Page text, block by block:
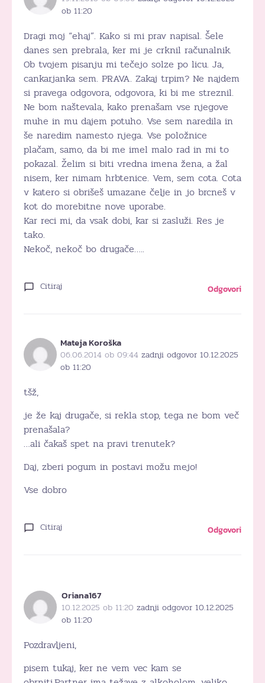
ob 11:20
Dragi moj “ehaj”. Kako si mi prav napisal. Šele
danes sen prebrala, ker mi je crknil računalnik.
Ob tvojem pisanju mi tečejo solze po licu. Ja,
cankarjanka sem. PRAVA. Zakaj trpim? Ne najdem
si pravega odgovora, odgovora, ki bi me streznil.
Ne bom naštevala, kako prenašam vse njegove
muhe in mu dajem potuho. Vse sem naredila in
še naredim namesto njega. Vse položnice
plačam, samo, da bi me imel malo rad in mi to
pokazal. Želim si biti vredna imena žena, a žal
nisem, ker nimam hrbtenice. Vem, sem cota. Cota
v katero si obrišeš umazane čelje in jo brcneš v
kot do morebitne nove uporabe.
Kar reci mi, da vsak dobi, kar si zasluži. Res je
tako.
Nekoč, nekoč bo drugače…..
Citiraj Odgovori
Mateja Koroška
06.06.2014 ob 09:44 zadnji odgovor 10.12.2025
ob 11:20
tšž,
je že kaj drugače, si rekla stop, tega ne bom več
prenašala?
…ali čakaš spet na pravi trenutek?
Daj, zberi pogum in postavi možu mejo!
Vse dobro
Citiraj Odgovori
Oriana167
10.12.2025 ob 11:20 zadnji odgovor 10.12.2025
ob 11:20
Pozdravljeni,
pisem tukaj, ker ne vem vec kam se